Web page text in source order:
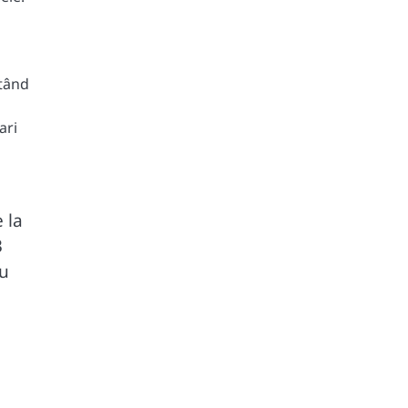
la